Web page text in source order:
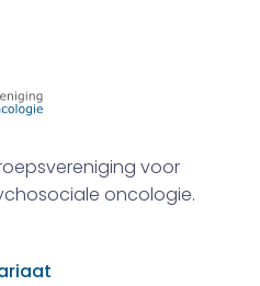
voor
oncologie.